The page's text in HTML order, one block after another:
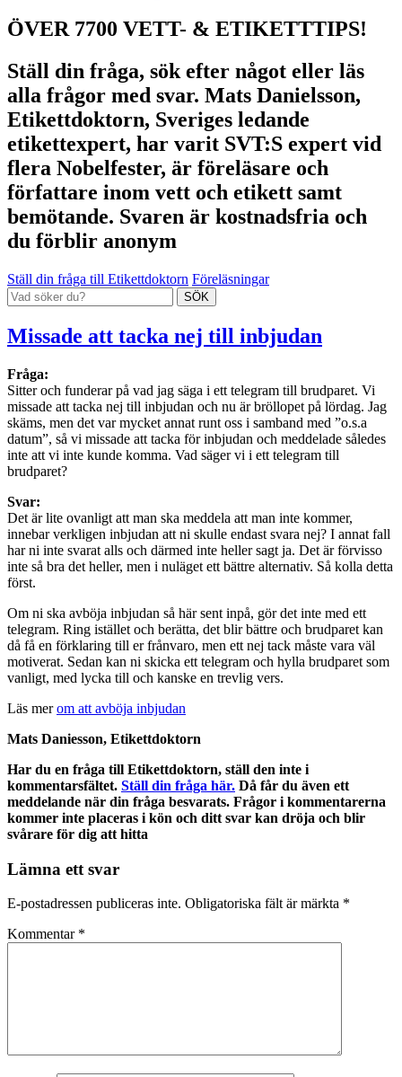
ÖVER 7700 VETT- & ETIKETTTIPS!
Ställ din fråga, sök efter något eller läs
alla frågor med svar. Mats Danielsson,
Etikettdoktorn, Sveriges ledande
etikettexpert, har varit SVT:S expert vid
flera Nobelfester, är föreläsare och
författare inom vett och etikett samt
bemötande. Svaren är kostnadsfria och
du förblir anonym
Ställ din fråga till Etikettdoktorn Föreläsningar
Missade att tacka nej till inbjudan
Fråga:
Sitter och funderar på vad jag säga i ett telegram till brudparet. Vi
missade att tacka nej till inbjudan och nu är bröllopet på lördag. Jag
skäms, men det var mycket annat runt oss i samband med ”o.s.a
datum”, så vi missade att tacka för inbjudan och meddelade således
inte att vi inte kunde komma. Vad säger vi i ett telegram till
brudparet?
Svar:
Det är lite ovanligt att man ska meddela att man inte kommer,
innebar verkligen inbjudan att ni skulle endast svara nej? I annat fall
har ni inte svarat alls och därmed inte heller sagt ja. Det är förvisso
inte så bra det heller, men i nuläget ett bättre alternativ. Så kolla detta
först.
Om ni ska avböja inbjudan så här sent inpå, gör det inte med ett
telegram. Ring istället och berätta, det blir bättre och brudparet kan
då få en förklaring till er frånvaro, men ett nej tack måste vara väl
motiverat. Sedan kan ni skicka ett telegram och hylla brudparet som
vanligt, med lycka till och kanske en trevlig vers.
Läs merom att avböja inbjudan
Mats Daniesson, Etikettdoktorn
Har du en fråga till Etikettdoktorn, ställ den inte i
kommentarsfältet. Ställ din fråga här. Då får du även ett
meddelande när din fråga besvarats. Frågor i kommentarerna
kommer inte placeras i kön och ditt svar kan dröja och blir
svårare för dig att hitta
Lämna ett svar
E-postadressen publiceras inte. Obligatoriska fält är märkta *
Kommentar *